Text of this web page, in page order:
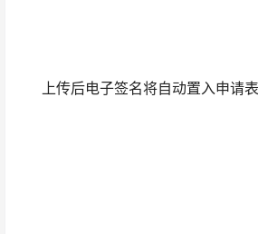
上传后电子签名将自动置入申请